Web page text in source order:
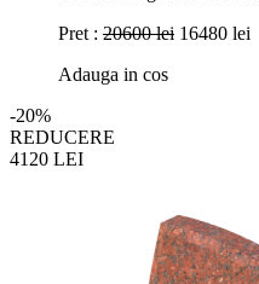
Pret : 20600 lei 16480 lei
Adauga in cos
-20%
REDUCERE
4120 LEI